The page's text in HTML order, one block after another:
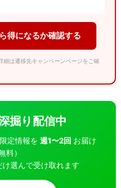
得になるか確認する
は遷移先キャンペーンページをご確
掘り配信中
定情報を 週1〜2回 お届け
料）
選んで受け取れます